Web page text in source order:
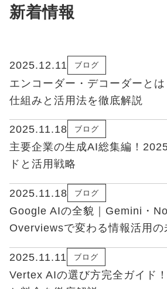
新着情報
2025.12.11 ブログ
エンコーダー・デコーダーと
仕組みと活用法を徹底解説
2025.11.18 ブログ
主要企業の生成AI総集編！
ドと活用戦略
2025.11.18 ブログ
Google AIの全貌｜Gemini・
Overviewsで変わる情報活用の
2025.11.11 ブログ
Vertex AIの選び方完全ガイド